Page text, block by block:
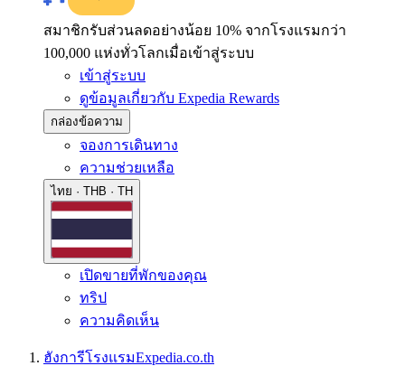
สมาชิกรับส่วนลดอย่างน้อย 10% จากโรงแรมกว่า
100,000 แห่งทั่วโลกเมื่อเข้าสู่ระบบ
เข้าสู่ระบบ
ดูข้อมูลเกี่ยวกับ Expedia Rewards
กล่องข้อความ
จองการเดินทาง
ความช่วยเหลือ
ไทย · THB · TH
เปิดขายที่พักของคุณ
ทริป
ความคิดเห็น
ฮังการีโรงแรมExpedia.co.th